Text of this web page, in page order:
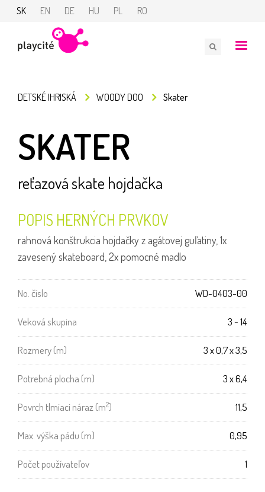
SK EN DE HU PL RO
DETSKÉ IHRISKÁ WOODY DOO Skater
SKATER
reťazová skate hojdačka
POPIS HERNÝCH PRVKOV
rahnová konštrukcia hojdačky z agátovej guľatiny, 1x
zavesený skateboard, 2x pomocné madlo
No. číslo WD-0403-00
Veková skupina 3 - 14
Rozmery (m) 3 x 0,7 x 3,5
Potrebná plocha (m) 3 x 6,4
Povrch tlmiaci náraz (m2) 11,5
Max. výška pádu (m) 0,95
Počet používateľov 1